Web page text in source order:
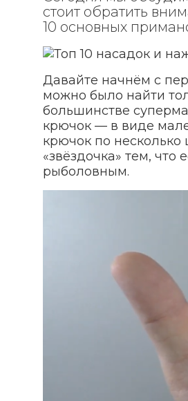
стоит обратить
10 основных
Давайте начнём с
можно было найти
большинстве
крючок — в виде
крючок по несколько
«звёздочка» тем,
рыболовным.